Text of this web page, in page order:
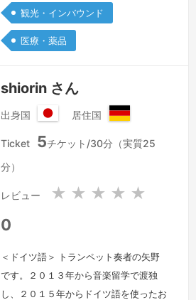
学 イタリア語・イタリア文学学科、モ
デナ県立音楽院 声楽科、ボローニャ大
學 外国語外国文学学科に於いてイタリ
観光・インバウンド
医療・薬品
shiorin さん
出身国
本
居住国
イ
邦
Ticket 5チケット/30分（実質25
分）
レビュー ★ ★ ★ ★ ★
0
＜ドイツ語＞ トランペット奏者の矢野
です。２０１３年から音楽留学で渡独
し、２０１５年からドイツ語を使ったお